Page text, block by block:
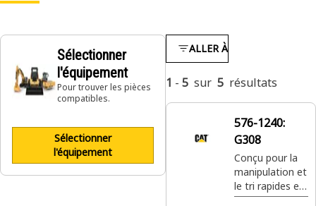
Sélectionner
l'équipement
Pour trouver les pièces
compatibles.
Sélectionner
l'équipement
ALLER À
1 - 5 sur 5 résultats
576-1240:
G308
Conçu pour la
manipulation et
le tri rapides et
efficaces de